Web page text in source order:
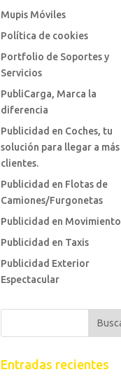
Mupis Móviles
Política de cookies
Portfolio de Soportes y
Servicios
PubliCarga, Marca la
diferencia
Publicidad en Coches, tu
solución para llegar a más
clientes.
Publicidad en Flotas de
Camiones/Furgonetas
Publicidad en Movimiento
Publicidad en Taxis
Publicidad Exterior
Espectacular
Entradas recientes